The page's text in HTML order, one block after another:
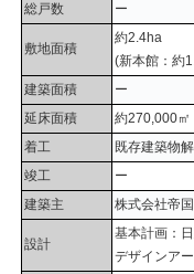
総戸数
ー
敷地面積
約2.4ha
(新本館：約
建築面積
ー
延床面積
約270,000㎡
着工
既存建築物
竣工
ー
建築主
株式会社帝
設計
基本計画：
デザインア